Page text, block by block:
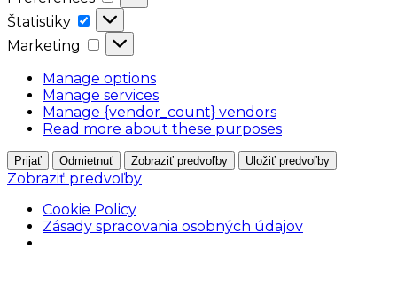
Štatistiky
Štatistiky
Marketing
Marketing
Manage options
Manage services
Manage {vendor_count} vendors
Read more about these purposes
Prijať Odmietnuť Zobraziť predvoľby Uložiť predvoľby
Zobraziť predvoľby
Cookie Policy
Zásady spracovania osobných údajov